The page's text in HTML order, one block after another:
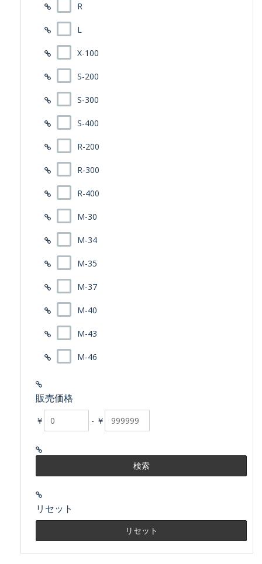
R
L
X-100
S-200
S-300
S-400
R-200
R-300
R-400
M-30
M-34
M-35
M-37
M-40
M-43
M-46
販売価格
￥ - ￥
リセット